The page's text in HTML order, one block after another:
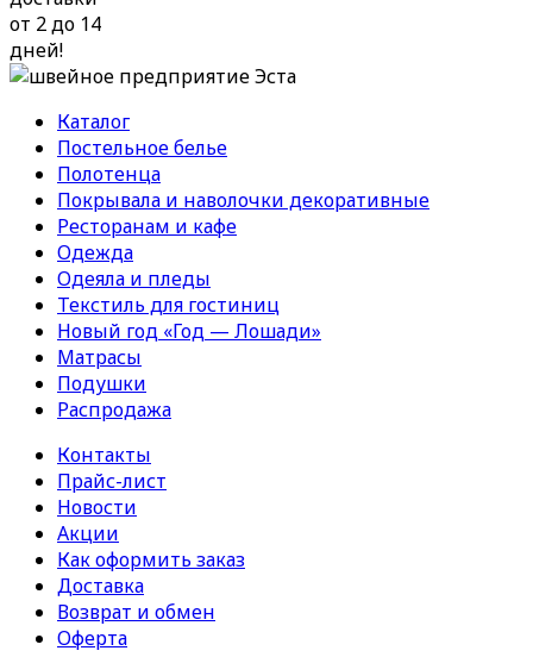
от 2 до 14
дней!
Каталог
Постельное белье
Полотенца
Покрывала и наволочки декоративные
Ресторанам и кафе
Одежда
Одеяла и пледы
Текстиль для гостиниц
Новый год «Год — Лошади»
Матрасы
Подушки
Распродажа
Контакты
Прайс-лист
Новости
Акции
Как оформить заказ
Доставка
Возврат и обмен
Оферта